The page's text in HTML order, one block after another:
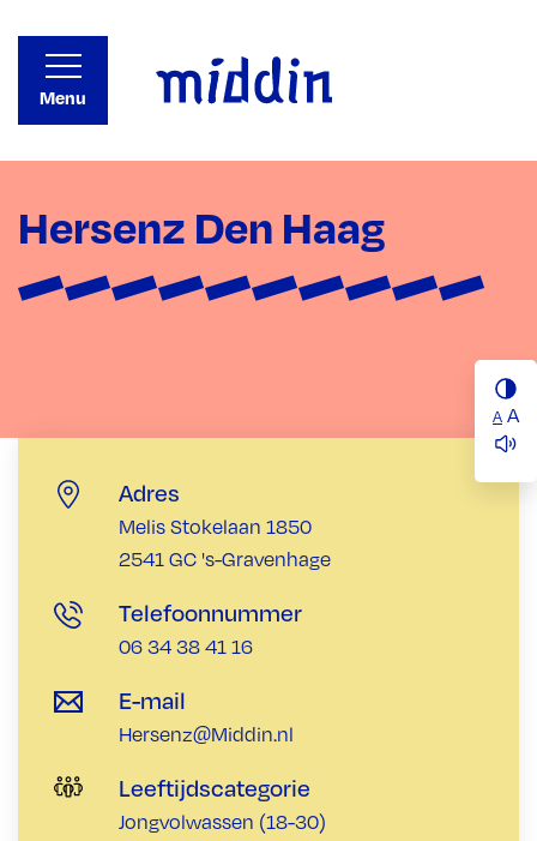
A A
Menu
Hersenz Den Haag
Adres
Melis Stokelaan 1850
2541 GC 's-Gravenhage
Telefoonnummer
06 34 38 41 16
E-mail
Hersenz@Middin.nl
Leeftijdscategorie
Jongvolwassen (18-30)